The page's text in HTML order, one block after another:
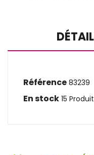
Référence 83239
En stock 15